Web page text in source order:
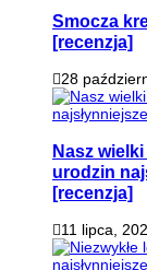
Smocza
[recenzja]
28
Nasz
urodzin
[recenzja]
11 lipca,